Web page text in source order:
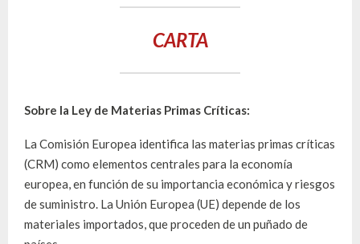
CARTA
Sobre la Ley de Materias Primas Críticas:
La Comisión Europea identifica las materias primas críticas
(CRM) como elementos centrales para la economía
europea, en función de su importancia económica y riesgos
de suministro. La Unión Europea (UE) depende de los
materiales importados, que proceden de un puñado de